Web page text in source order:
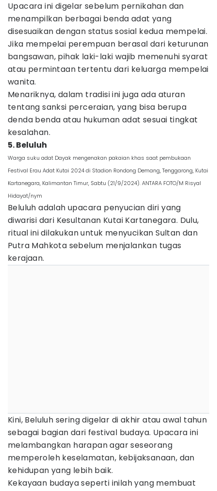
Upacara ini digelar sebelum pernikahan dan
menampilkan berbagai benda adat yang
disesuaikan dengan status sosial kedua mempelai.
Jika mempelai perempuan berasal dari keturunan
bangsawan, pihak laki-laki wajib memenuhi syarat
atau permintaan tertentu dari keluarga mempelai
wanita.
Menariknya, dalam tradisi ini juga ada aturan
tentang sanksi perceraian, yang bisa berupa
denda benda atau hukuman adat sesuai tingkat
kesalahan.
5. Beluluh
Warga suku adat Dayak mengenakan pakaian khas saat pembukaan
Festival Erau Adat Kutai 2024 di Stadion Rondong Demang, Tenggarong, Kutai
Kartanegara, Kalimantan Timur, Sabtu (21/9/2024). ANTARA FOTO/M Risyal
Hidayat/nym
Beluluh adalah upacara penyucian diri yang
diwarisi dari Kesultanan Kutai Kartanegara. Dulu,
ritual ini dilakukan untuk menyucikan Sultan dan
Putra Mahkota sebelum menjalankan tugas
kerajaan.
Kini, Beluluh sering digelar di akhir atau awal tahun
sebagai bagian dari festival budaya. Upacara ini
melambangkan harapan agar seseorang
memperoleh keselamatan, kebijaksanaan, dan
kehidupan yang lebih baik.
Kekayaan budaya seperti inilah yang membuat